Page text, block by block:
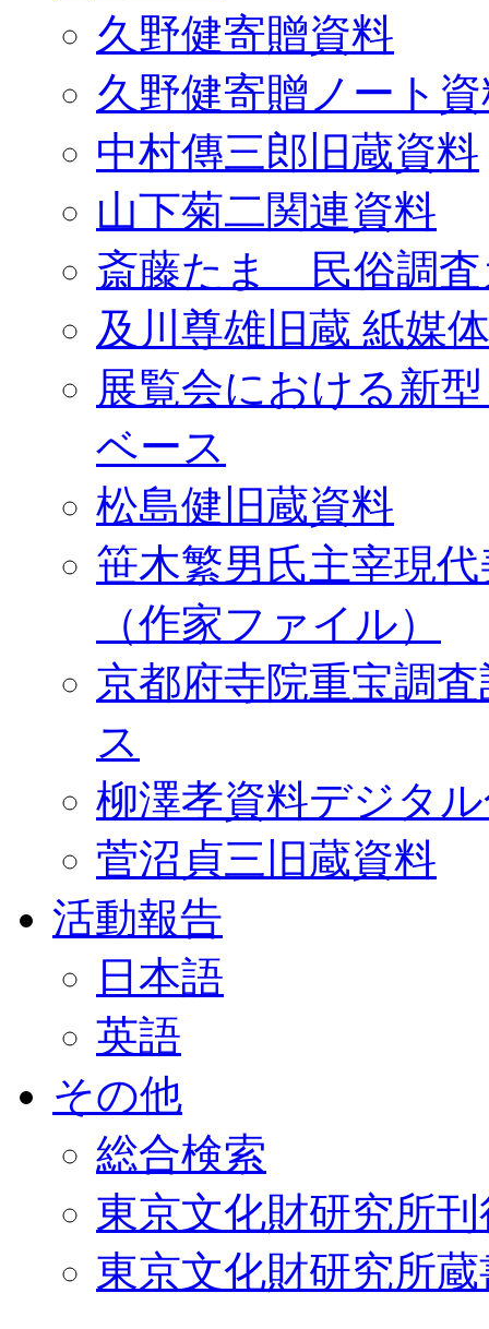
久野健寄贈資料
久野健寄贈ノート
中村傳三郎旧蔵資料
山下菊二関連資料
斎藤たま 民俗調査
及川尊雄旧蔵 紙媒
展覧会における新
ベース
松島健旧蔵資料
笹木繁男氏主宰現
（作家ファイル）
京都府寺院重宝調
ス
柳澤孝資料デジタ
菅沼貞三旧蔵資料
活動報告
日本語
英語
その他
総合検索
東京文化財研究所
東京文化財研究所